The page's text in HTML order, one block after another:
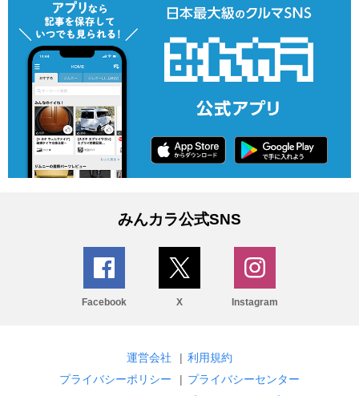
みんカラ公式SNS
Facebook X Instagram
運営会社 | 利用規約
プライバシーポリシー
| プライバシーセンター